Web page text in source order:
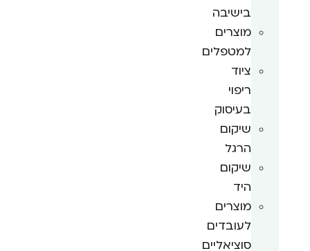
בישיבה
מוצרים
למטפלים
ציוד
ריפוי
בעיסוק
שיקום
הרגל
שיקום
היד
מוצרים
לעובדים
סוציאליים